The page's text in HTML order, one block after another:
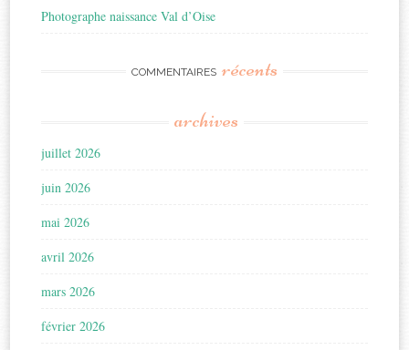
Photographe naissance Val d’Oise
COMMENTAIRES récents
archives
juillet 2026
juin 2026
mai 2026
avril 2026
mars 2026
février 2026